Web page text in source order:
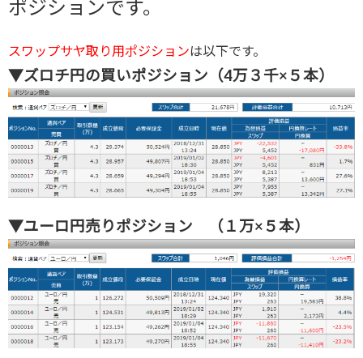
ポジションです。
スワップサヤ取り用ポジションは以下です。
▼ズロチ円の買いポジション（4万３千×５本）
▼ユーロ円売りポジション （１万×５本）